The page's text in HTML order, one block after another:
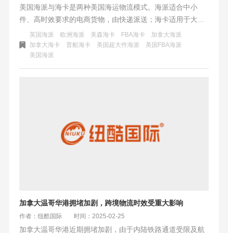
美国海派与海卡是两种美国海运物流模式。海派适合中小
件、高时效要求的电商货物，由快递派送；海卡适用于大
件、大批量货物，通过卡车运输。选择时需考虑货物属性、
时效要求及清关能力。市场上海派价格波动大，海卡较稳
定，新兴混合渠道可降低成本。
英国海派 欧洲海派 美森海卡 FBA海卡
加拿大海派
加拿大海卡
普船海卡 美国超大件海派
美国FBA海派
美国海派
加拿大温哥华港拥堵加剧，跨境物流时效受重大影响
作者：纽酷国际 时间：2025-02-25
加拿大温哥华港近期拥堵加剧，由于内陆铁路通道受限及航